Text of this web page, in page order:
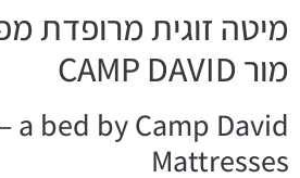
מיטה זוגית מרופדת
מור CAMP DAVID
a bed by Camp David
Mattresses